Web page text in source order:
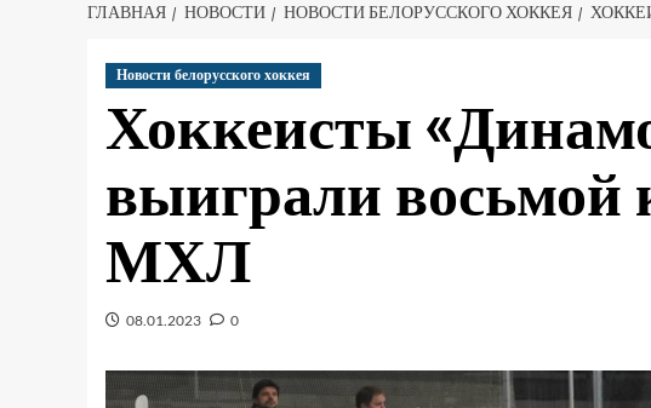
ГЛАВНАЯ НОВОСТИ НОВОСТИ БЕЛОРУССКОГО ХОККЕЯ
Новости белорусского хоккея
Хоккеисты
выиграли восьмой
МХЛ
08.01.2023 0